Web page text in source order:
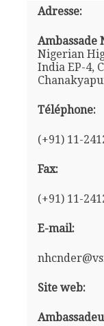
Adresse:
Ambassade
Nigerian
India EP-4,
Téléphone:
(+91) 11-
Fax:
(+91) 11-
E-mail:
Site web: